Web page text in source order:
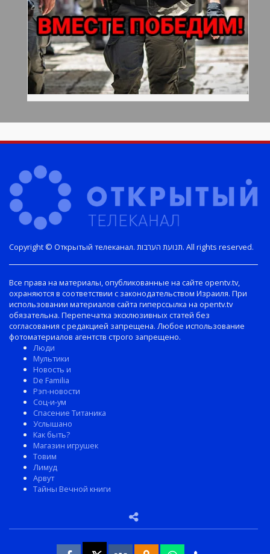
Copyright © Открытый телеканал. תנועת הערבות. All rights reserved.
Все права на материалы, опубликованные на сайте opentv.tv,
охраняются в соответствии с законодательством Израиля. При
использовании материалов сайта гиперссылка на opentv.tv
обязательна. Перепечатка эксклюзивных статей без
согласования с редакцией запрещена. Любое использование
фотоматериалов агентств строго запрещено.
Люди
Мультики
Новость и
De Familia
Рэп-новости
Соц-и-ум
Спасение Титаника
Услышано
Как быть?
Магазин игрушек
Товим
Лимуд
Арвут
Тайны Вечной книги